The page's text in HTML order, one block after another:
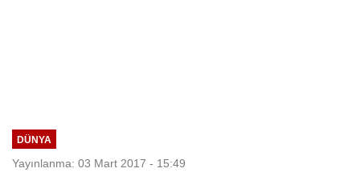
DÜNYA
Yayınlanma: 03 Mart 2017 - 15:49